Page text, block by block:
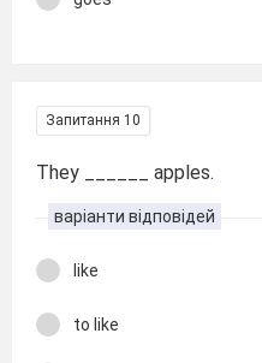
Запитання 10
They ______ apples.
варіанти відповідей
like
to like